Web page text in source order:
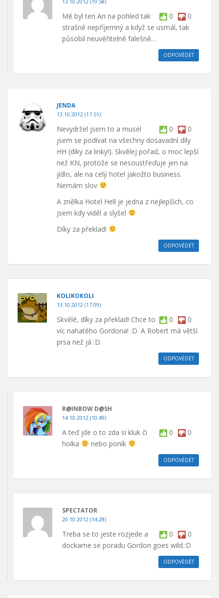
0 0
Mě byl ten Ari na pohled tak
strašně nepříjemný a když se usmál, tak
působil neuvěřitelně falešně…
ODPOVĚDĚT
JENDA
13.10.2012 (17.51)
0 0
Nevydržel jsem to a musel
jsem se podívat na všechny dosavadní díly
HH (díky za linky!). Skvělej pořad, o moc lepší
než KN, protože se nesoustřeďuje jen na
jídlo, ale na celý hotel jakožto business.
Nemám slov
A znělka Hotel Hell je jedna z nejlepších, co
jsem kdy viděl a slyšel
Díky za překlad!
ODPOVĚDĚT
KOLIKOKOLI
13.10.2012 (17.09)
0 0
Skvělé, díky za překlad! Chce to
víc nahatého Gordona! :D. A Robert má větší
prsa než já :D.
ODPOVĚDĚT
R@INBOW D@SH
14.10.2012 (10.49)
0 0
A teď jde o to zda si kluk či
holka
nebo poník
ODPOVĚDĚT
SPECTATOR
20.10.2012 (14.28)
0 0
Treba se to jeste rozjede a
dockame se poradu Gordon goes wild.:D
ODPOVĚDĚT